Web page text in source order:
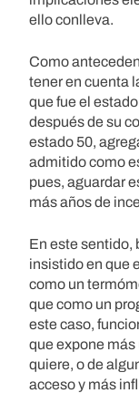
ello conlleva.
Como
tener en cuenta
que fue el
después de su
estado 50,
admitido como
pues, aguardar
más años de
En este sentido,
insistido en que
como un
que como un
este caso,
que expone más
quiere, o de
acceso y más